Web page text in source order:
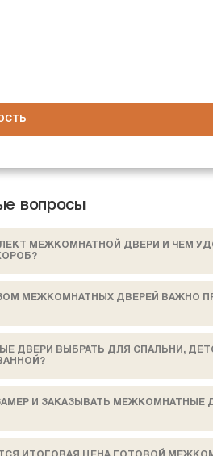
вопросы
МЕЖКОМНАТНОЙ ДВЕРИ И ЧЕМ
МЕЖКОМНАТНЫХ ДВЕРЕЙ ВАЖНО
ДВЕРИ ВЫБРАТЬ ДЛЯ СПАЛЬНИ,
И ЗАКАЗЫВАТЬ МЕЖКОМНАТНЫЕ